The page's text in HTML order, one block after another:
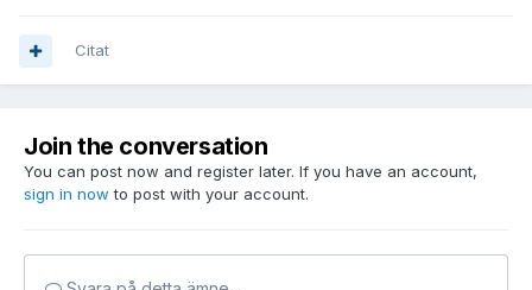
Citat
Join the conversation
You can post now and register later. If you have an account,
sign in now to post with your account.